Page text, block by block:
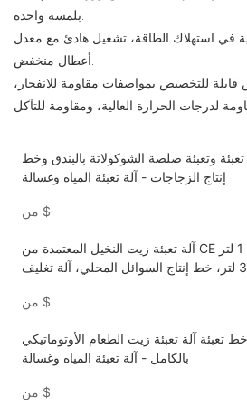
بلمسة واحدة.
في استهلاك الطاقة، تشغيل هادئ مع معدل
أعطال منخفض.
قابلة للتخصيص بمواصفات مقاومة للانفجار،
تعبئة وتعبئة صلصة الشوكولاتة بالبندق وخط
إنتاج الزجاجات - آلة تعبئة المياه وغسالة
$
آلة تعبئة زيت النخيل المعتمدة من CE بسعة 1 لتر
إلى 3 لتر، خط إنتاج السوائل المحلي، آلة تغليف
$
خط تعبئة آلة تعبئة زيت الطعام الأوتوماتيكي
بالكامل - آلة تعبئة المياه وغسالة
$